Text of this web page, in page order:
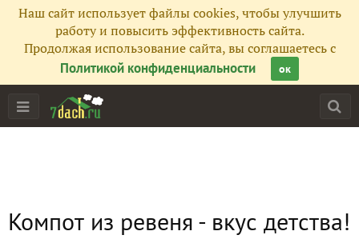
Наш сайт использует файлы cookies, чтобы улучшить
работу и повысить эффективность сайта.
Продолжая использование сайта, вы соглашаетесь с
Политикой конфиденциальности
ок
Компот из ревеня - вкус детства!